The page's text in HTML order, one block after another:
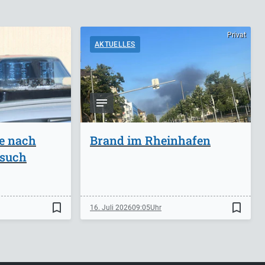
nach
bookmark_border
Privat
AKTUELLES
Brand im Rheinhafen
16. Juli 202609:05 bookmark_border